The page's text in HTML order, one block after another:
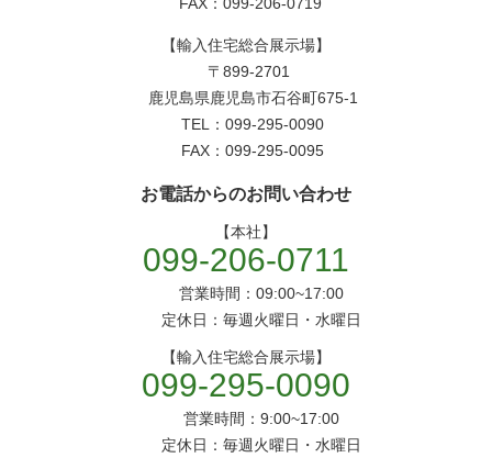
【輸入住宅総合展示場】
〒899-2701
鹿児島県鹿児島市石谷町675-1
TEL：099-295-0090
FAX：099-295-0095
お電話からのお問い合わせ
【本社】
099-206-0711
営業時間：09:00~17:00
定休日：毎週火曜日・水曜日
【輸入住宅総合展示場】
099-295-0090
営業時間：9:00~17:00
定休日：毎週火曜日・水曜日